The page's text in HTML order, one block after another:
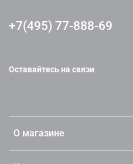
О магазине
+7(495) 77-888-69
Оставайтесь на связи